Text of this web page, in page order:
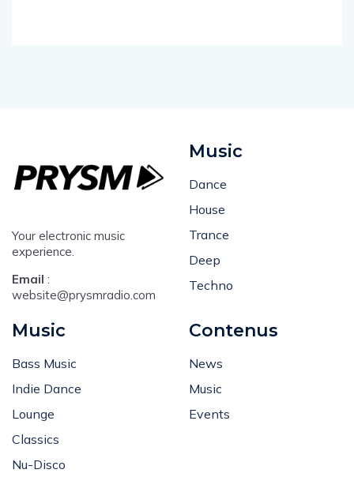
Your electronic music
experience.
Email :
website@prysmradio.com
Music
Dance
House
Trance
Deep
Techno
Music
Bass Music
Indie Dance
Lounge
Classics
Nu-Disco
Contenus
News
Music
Events